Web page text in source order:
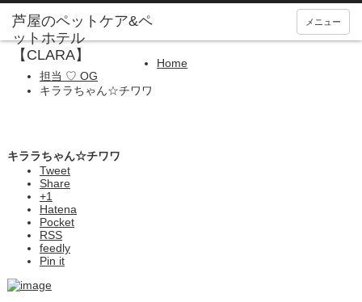
メニュー
Home
担当 ♡ OG
キララちゃん☆チワワ
キララちゃん☆チワワ
Tweet
Share
+1
Hatena
Pocket
RSS
feedly
Pin it